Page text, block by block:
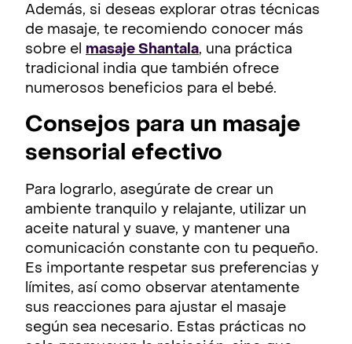
Además, si deseas explorar otras técnicas
de masaje, te recomiendo conocer más
sobre el masaje Shantala, una práctica
tradicional india que también ofrece
numerosos beneficios para el bebé.
Consejos para un masaje
sensorial efectivo
Para lograrlo, asegúrate de crear un
ambiente tranquilo y relajante, utilizar un
aceite natural y suave, y mantener una
comunicación constante con tu pequeño.
Es importante respetar sus preferencias y
límites, así como observar atentamente
sus reacciones para ajustar el masaje
según sea necesario. Estas prácticas no